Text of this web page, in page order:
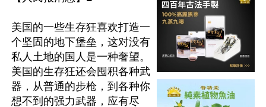
美国的一些生存狂喜欢打造一
个坚固的地下堡垒，这对没有
私人土地的国人是一种奢望。
美国的生存狂还会囤积各种武
器，从普通的步枪，到各种你
想不到的强力武器，应有尽